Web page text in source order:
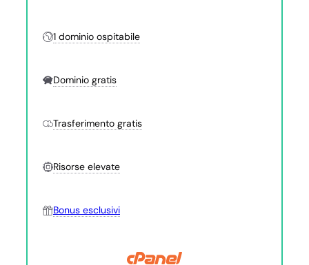
1 dominio ospitabile
Dominio gratis
Trasferimento gratis
Risorse elevate
Bonus esclusivi